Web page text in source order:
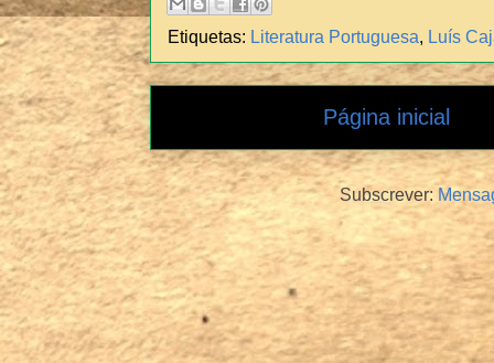
Etiquetas: Literatura Portuguesa, Luís
Página inicial
Subscrever: